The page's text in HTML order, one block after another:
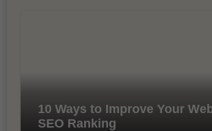
10 Ways to Improve Your
SEO Ranking